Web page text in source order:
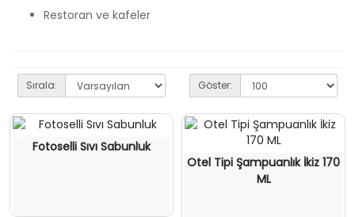
Restoran ve kafeler
Sırala: Göster:
Fotoselli Sıvı Sabunluk
Otel Tipi Şampuanlık İkiz 170
ML